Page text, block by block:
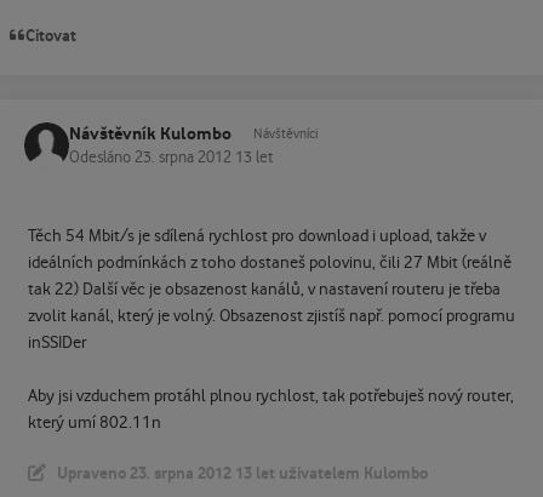
Citovat
Návštěvník Kulombo Návštěvníci
Odesláno 23. srpna 2012 13 let
Těch 54 Mbit/s je sdílená rychlost pro download i upload, takže v
ideálních podmínkách z toho dostaneš polovinu, čili 27 Mbit (reálně
tak 22) Další věc je obsazenost kanálů, v nastavení routeru je třeba
zvolit kanál, který je volný. Obsazenost zjistíš např. pomocí programu
inSSIDer
Aby jsi vzduchem protáhl plnou rychlost, tak potřebuješ nový router,
který umí 802.11n
Upraveno 23. srpna 2012 13 let uživatelem Kulombo